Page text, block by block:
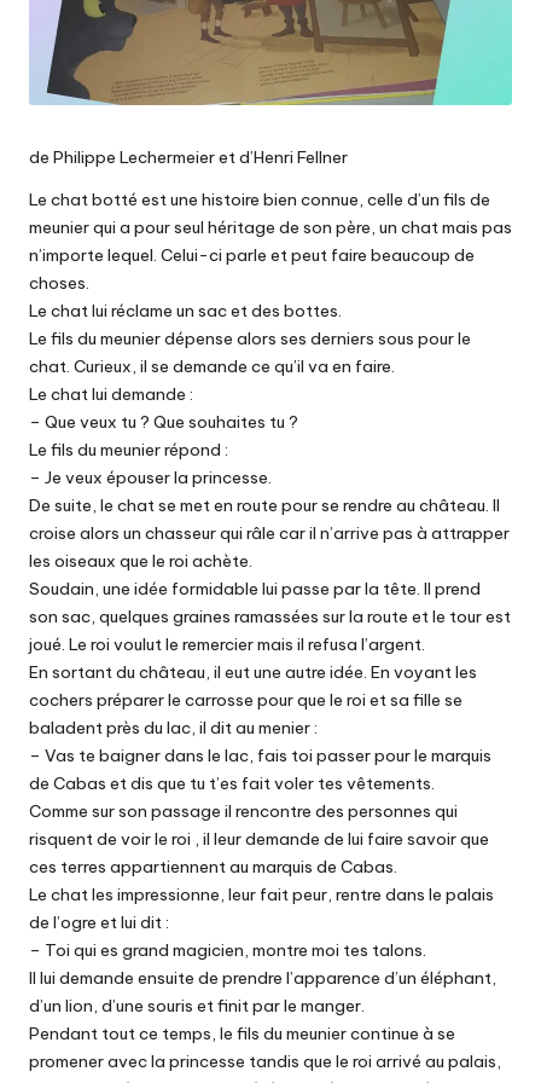
de Philippe Lechermeier et d’Henri Fellner
Le chat botté est une histoire bien connue, celle d’un fils de
meunier qui a pour seul héritage de son père, un chat mais pas
n’importe lequel. Celui-ci parle et peut faire beaucoup de
choses.
Le chat lui réclame un sac et des bottes.
Le fils du meunier dépense alors ses derniers sous pour le
chat. Curieux, il se demande ce qu’il va en faire.
Le chat lui demande :
– Que veux tu ? Que souhaites tu ?
Le fils du meunier répond :
– Je veux épouser la princesse.
De suite, le chat se met en route pour se rendre au château. Il
croise alors un chasseur qui râle car il n’arrive pas à attrapper
les oiseaux que le roi achète.
Soudain, une idée formidable lui passe par la tête. Il prend
son sac, quelques graines ramassées sur la route et le tour est
joué. Le roi voulut le remercier mais il refusa l’argent.
En sortant du château, il eut une autre idée. En voyant les
cochers préparer le carrosse pour que le roi et sa fille se
baladent près du lac, il dit au menier :
– Vas te baigner dans le lac, fais toi passer pour le marquis
de Cabas et dis que tu t’es fait voler tes vêtements.
Comme sur son passage il rencontre des personnes qui
risquent de voir le roi , il leur demande de lui faire savoir que
ces terres appartiennent au marquis de Cabas.
Le chat les impressionne, leur fait peur, rentre dans le palais
de l’ogre et lui dit :
– Toi qui es grand magicien, montre moi tes talons.
Il lui demande ensuite de prendre l’apparence d’un éléphant,
d’un lion, d’une souris et finit par le manger.
Pendant tout ce temps, le fils du meunier continue à se
promener avec la princesse tandis que le roi arrivé au palais,